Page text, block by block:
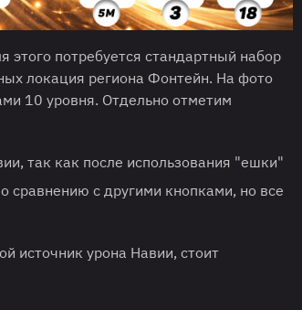
потребуется стандартный набор
локация региона Фонтейн. На фото
10 уровня. Отдельно отметим
так как после использования "ешки"
сравнению с другими кнопками, но все
источник урона Навии, стоит